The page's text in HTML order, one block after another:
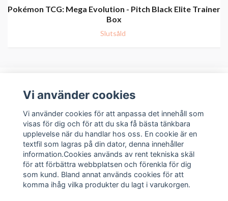
Pokémon TCG: Mega Evolution - Pitch Black Elite Trainer
Box
Slutsåld
Kundservice
Sociala medier
Vi använder cookies
Vi använder cookies för att anpassa det innehåll som
visas för dig och för att du ska få bästa tänkbara
upplevelse när du handlar hos oss. En cookie är en
textfil som lagras på din dator, denna innehåller
information.Cookies används av rent tekniska skäl
för att förbättra webbplatsen och förenkla för dig
som kund. Bland annat används cookies för att
komma ihåg vilka produkter du lagt i varukorgen.